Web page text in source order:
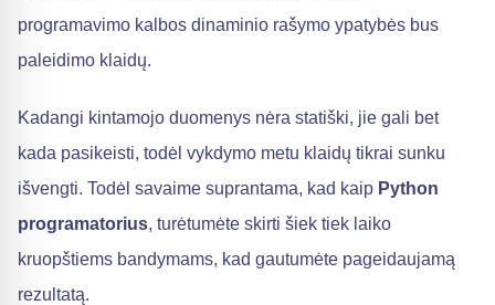
programavimo kalbos dinaminio rašymo ypatybės bus
paleidimo klaidų.
Kadangi kintamojo duomenys nėra statiški, jie gali bet
kada pasikeisti, todėl vykdymo metu klaidų tikrai sunku
išvengti. Todėl savaime suprantama, kad kaip Python
programatorius, turėtumėte skirti šiek tiek laiko
kruopštiems bandymams, kad gautumėte pageidaujamą
rezultatą.